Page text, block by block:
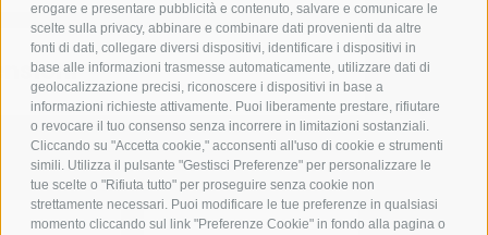
erogare e presentare pubblicità e contenuto, salvare e comunicare le
scelte sulla privacy, abbinare e combinare dati provenienti da altre
fonti di dati, collegare diversi dispositivi, identificare i dispositivi in
base alle informazioni trasmesse automaticamente, utilizzare dati di
geolocalizzazione precisi, riconoscere i dispositivi in base a
informazioni richieste attivamente. Puoi liberamente prestare, rifiutare
o revocare il tuo consenso senza incorrere in limitazioni sostanziali.
Cliccando su "Accetta cookie," acconsenti all'uso di cookie e strumenti
simili. Utilizza il pulsante "Gestisci Preferenze" per personalizzare le
tue scelte o "Rifiuta tutto" per proseguire senza cookie non
strettamente necessari. Puoi modificare le tue preferenze in qualsiasi
momento cliccando sul link "Preferenze Cookie" in fondo alla pagina o
PRODOTTI CORRELATI